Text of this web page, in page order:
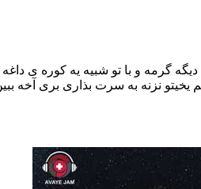
دیگه گرمه و با تو شبیه یه کوره ی
نزنه به سرت بذاری بری آخه